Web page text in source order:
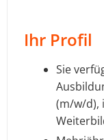
Ihr Profil
Sie
(m/w/d),